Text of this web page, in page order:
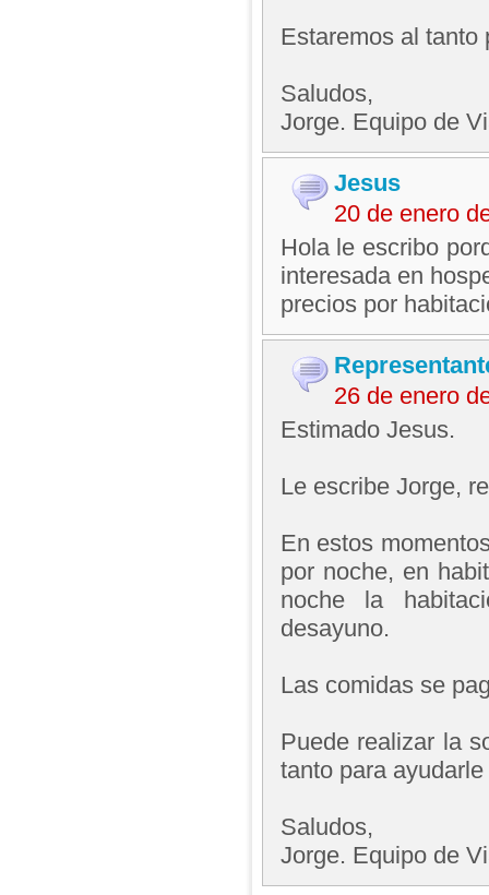
Estaremos al tanto
Saludos,
Jorge. Equipo de
Jesus
20 de enero
Hola le escribo
interesada en
precios por
26 de enero
Estimado Jesus.
Le escribe Jorge,
En estos
por noche, en
noche la
desayuno.
Las comidas se
Puede realizar la
tanto para
Saludos,
Jorge. Equipo de